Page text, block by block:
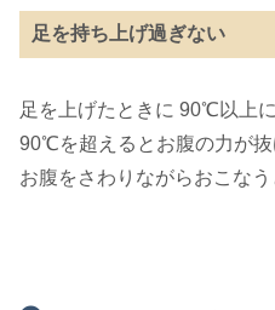
足を持ち上げ過ぎない
足を上げたときに 90℃以上
90℃を超えるとお腹の力が抜
お腹をさわりながらおこなう